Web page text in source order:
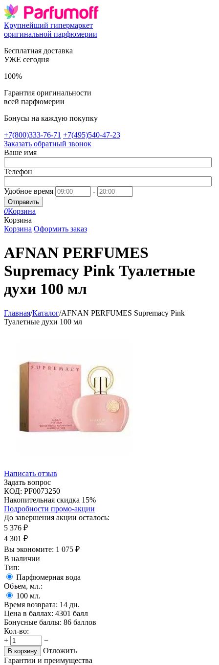
Крупнейший гипермаркет
оригинальной парфюмерии
Бесплатная доставка
УЖЕ сегодня
100%
Гарантия оригинальности
всей парфюмерии
Бонусы на каждую покупку
+7(800)333-76-71 +7(495)540-47-23
Заказать обратный звонок
Ваше имя
Телефон
Удобное время -
Отправить
0Корзина
Корзина
Корзина Оформить заказ
AFNAN PERFUMES
Supremacy Pink Туалетные
духи 100 мл
Главная/Каталог/AFNAN PERFUMES Supremacy Pink
Туалетные духи 100 мл
Написать отзыв
Задать вопрос
КОД: PF0073250
Накопительная скидка 15%
Подробности промо-акции
До завершения акции осталось:
5 376 ₽
4 301 ₽
Вы экономите: 1 075 ₽
В наличии
Тип:
Парфюмерная вода
Объем, мл.:
100 мл.
Время возврата: 14 дн.
Цена в баллах: 4301 балл
Бонусные баллы: 86 баллов
Кол-во:
+
−
В корзину
Отложить
Гарантии и преимущества